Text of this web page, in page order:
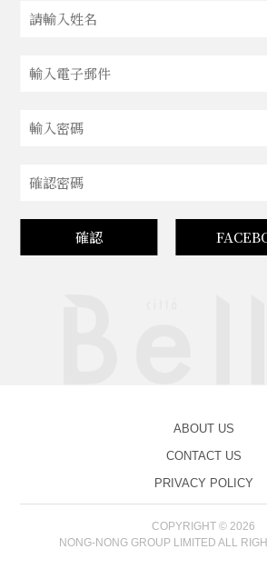
確認
ABOUT US
CONTACT US
PRIVACY POLICY
COPYRIGHT © 2026
NONG-NONG GROUP LIMITED ALL